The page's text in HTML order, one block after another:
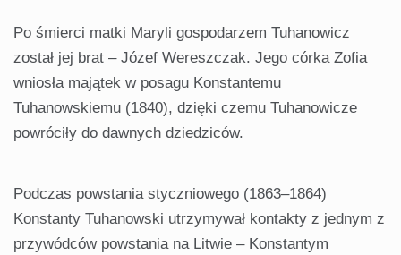
Po śmierci matki Maryli gospodarzem Tuhanowicz
został jej brat – Józef Wereszczak. Jego córka Zofia
wniosła majątek w posagu Konstantemu
Tuhanowskiemu (1840), dzięki czemu Tuhanowicze
powróciły do dawnych dziedziców.
Podczas powstania styczniowego (1863–1864)
Konstanty Tuhanowski utrzymywał kontakty z jednym z
przywódców powstania na Litwie – Konstantym